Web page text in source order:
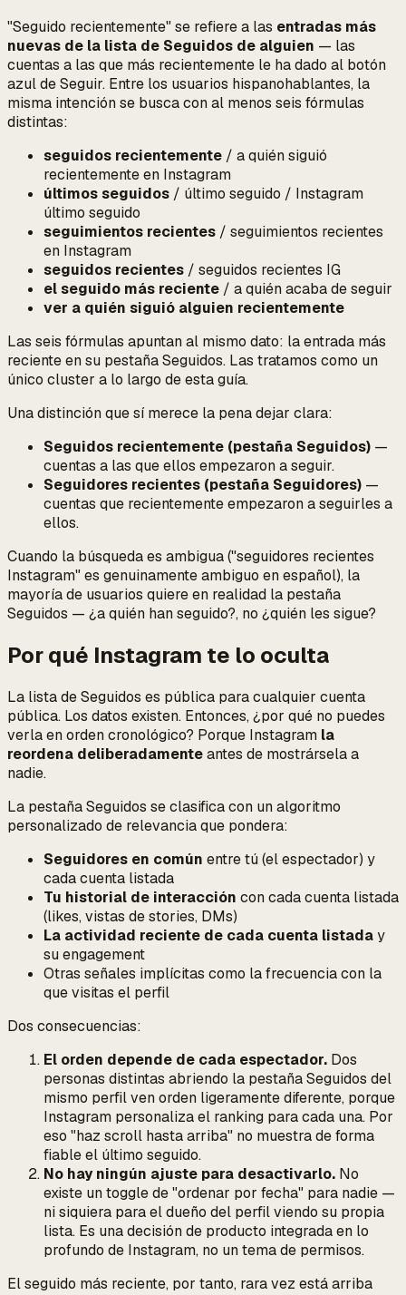
"Seguido recientemente" se refiere a las entradas más
nuevas de la lista de Seguidos de alguien — las
cuentas a las que más recientemente le ha dado al botón
azul de Seguir. Entre los usuarios hispanohablantes, la
misma intención se busca con al menos seis fórmulas
distintas:
seguidos recientemente / a quién siguió
recientemente en Instagram
últimos seguidos / último seguido / Instagram
último seguido
seguimientos recientes / seguimientos recientes
en Instagram
seguidos recientes / seguidos recientes IG
el seguido más reciente / a quién acaba de seguir
ver a quién siguió alguien recientemente
Las seis fórmulas apuntan al mismo dato: la entrada más
reciente en su pestaña Seguidos. Las tratamos como un
único cluster a lo largo de esta guía.
Una distinción que sí merece la pena dejar clara:
Seguidos recientemente (pestaña Seguidos) —
cuentas a las queellos empezaron a seguir.
Seguidores recientes (pestaña Seguidores) —
cuentas que recientemente empezaron a seguirles a
ellos.
Cuando la búsqueda es ambigua ("seguidores recientes
Instagram" es genuinamente ambiguo en español), la
mayoría de usuarios quiere en realidad la pestaña
Seguidos — ¿a quién han seguido?, no ¿quién les sigue?
Por qué Instagram te lo oculta
La lista de Seguidos es pública para cualquier cuenta
pública. Los datos existen. Entonces, ¿por qué no puedes
verla en orden cronológico? Porque Instagram la
reordena deliberadamenteantes de mostrársela a
nadie.
La pestaña Seguidos se clasifica con un algoritmo
personalizado de relevancia que pondera:
Seguidores en común entre tú (el espectador) y
cada cuenta listada
Tu historial de interacción con cada cuenta listada
(likes, vistas de stories, DMs)
La actividad reciente de cada cuenta listaday
su engagement
Otras señales implícitas como la frecuencia con la
que visitas el perfil
Dos consecuencias:
El orden depende de cada espectador. Dos
personas distintas abriendo la pestaña Seguidos del
mismo perfil ven orden ligeramente diferente, porque
Instagram personaliza el ranking para cada una. Por
eso "haz scroll hasta arriba" no muestra de forma
fiable el último seguido.
No hay ningún ajuste para desactivarlo. No
existe un toggle de "ordenar por fecha" para nadie —
ni siquiera para el dueño del perfil viendo su propia
lista. Es una decisión de producto integrada en lo
profundo de Instagram, no un tema de permisos.
El seguido más reciente, por tanto, rara vez está arriba